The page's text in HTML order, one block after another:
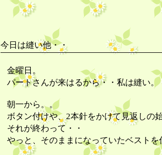
今日は縫い他・・
金曜日。
パートさんが来はるから・・私は縫い。
朝一から。。
ボタン付けや、2本針をかけて見返しの
それが終わって・・
やっと、そのままになっていたベストを